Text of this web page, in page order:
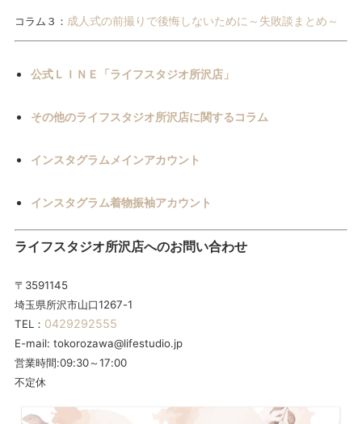
コラム３： 成人式の前撮りで後悔しないために～失敗談まとめ～
公式ＬＩＮＥ「ライフスタジオ所沢店」
その他のライフスタジオ所沢店に関するコラム
インスタグラムメインアカウント
インスタグラム着物振袖アカウント
ライフスタジオ所沢店へのお問い合わせ
〒3591145
埼玉県所沢市山口1267-1
TEL： 0429292555
E-mail: tokorozawa@lifestudio.jp
営業時間:09:30～17:00
不定休